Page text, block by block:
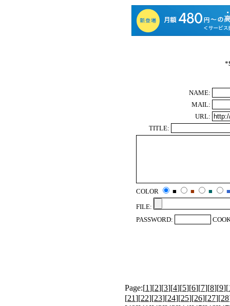
*
NAME:
MAIL:
URL:
TITLE:
COLOR ■ ■ ■
■
FILE:
PASSWORD:
Page:[1][2][3][4][5][6][7][8][9][
[21][22][23][24][25][26][27][28